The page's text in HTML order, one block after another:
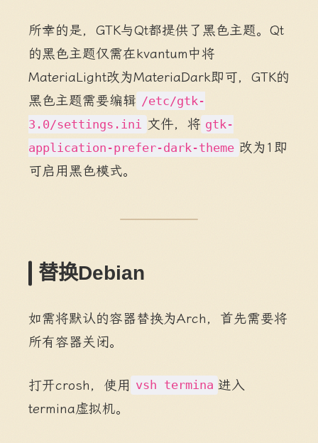
所幸的是，GTK与Qt都提供了黑色主题。Qt
的黑色主题仅需在kvantum中将
MateriaLight改为MateriaDark即可，GTK的
黑色主题需要编辑 /etc/gtk-
3.0/settings.ini 文件，将 gtk-
application-prefer-dark-theme 改为1即
可启用黑色模式。
替换Debian
如需将默认的容器替换为Arch，首先需要将
所有容器关闭。
打开crosh，使用 vsh termina 进入
termina虚拟机。